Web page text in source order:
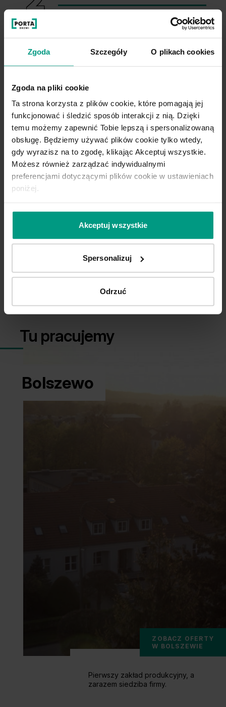
Zgoda Szczegóły O plikach cookies
Zgoda na pliki cookie
Ta strona korzysta z plików cookie, które pomagają jej
funkcjonować i śledzić sposób interakcji z nią. Dzięki
temu możemy zapewnić Tobie lepszą i spersonalizowaną
obsługę. Będziemy używać plików cookie tylko wtedy,
gdy wyrazisz na to zgodę, klikając Akceptuj wszystkie.
Możesz również zarządzać indywidualnymi
preferencjami dotyczącymi plików cookie w ustawieniach
poniżej.
Akceptuj wszystkie
Spersonalizuj
Odrzuć
Twoje CV wpisze się w profil poszukiwanego
przez nas kandydata, to zadzwonimy do Ciebie z
zaproszeniem na spotkanie w ciągu około
Spotkanie
Na tym etapie poznasz bezpośredniego
przełożonego lub kolegę/koleżankę z działu,
którzy opowiedzą o zakresie obowiązków i będą
chcieli poznać dokładniej Twoje dotychczasowe
doświadczenie zawodowe. W zależności od
stanowiska oczekuj jednego lub dwóch etapów
rekrutacji.
Propozycja współpracy
Jeśli dasz się dobrze poznać, poznasz nas i
zaproponujemy Ci współpracę!
Tu pracujemy
Bolszewo
Pierwszy zakład produkcyjny, a
zarazem siedziba firmy.
ZOBACZ OFERTY
W BOLSZEWIE